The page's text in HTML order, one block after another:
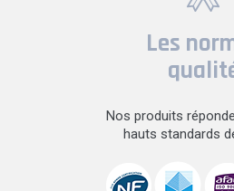
Les
Nos produits
hauts standards